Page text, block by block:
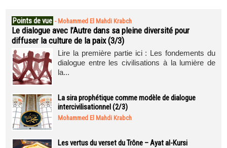
Points de vue - Mohammed El Mahdi Krabch
Le dialogue avec l’Autre dans sa pleine diversité pour
diffuser la culture de la paix (3/3)
Lire la première partie ici : Les fondements du
dialogue entre les civilisations à la lumière de
la...
La sira prophétique comme modèle de dialogue
intercivilisationnel (2/3)
Mohammed El Mahdi Krabch
Les vertus du verset du Trône – Ayat al-Kursi